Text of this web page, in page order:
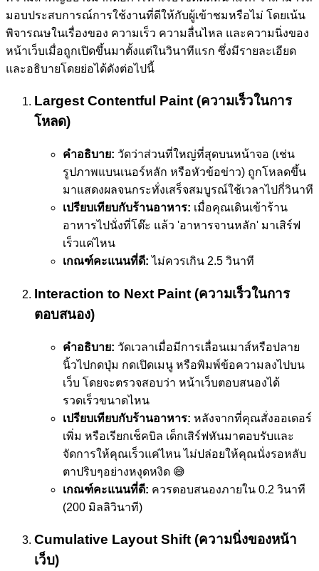
มอบประสบการณ์การใช้งานที่ดีให้กับผู้เข้าชมหรือไม่ โดยเน้น
พิจารณษในเรื่องของ ความเร็ว ความลื่นไหล และความนิ่งของ
หน้าเว็บเมื่อถูกเปิดขึ้นมาตั้งแต่ในวินาทีแรก ซึ่งมีรายละเอียด
และอธิบายโดยย่อได้ดังต่อไปนี้
Largest Contentful Paint (ความเร็วในการ
โหลด)
คำอธิบาย: วัดว่าส่วนที่ใหญ่ที่สุดบนหน้าจอ (เช่น
รูปภาพแบนเนอร์หลัก หรือหัวข้อข่าว) ถูกโหลดขึ้น
มาแสดงผลจนกระทั่งเสร็จสมบูรณ์ใช้เวลาไปกี่วินาที
เปรียบเทียบกับร้านอาหาร: เมื่อคุณเดินเข้าร้าน
อาหารไปนั่งที่โต๊ะ แล้ว 'อาหารจานหลัก' มาเสิร์ฟ
เร็วแค่ไหน
เกณฑ์คะแนนที่ดี: ไม่ควรเกิน 2.5 วินาที
Interaction to Next Paint (ความเร็วในการ
ตอบสนอง)
คำอธิบาย: วัดเวลาเมื่อมีการเลื่อนเมาส์หรือปลาย
นิ้วไปกดปุ่ม กดเปิดเมนู หรือพิมพ์ข้อความลงไปบน
เว็บ โดยจะตรวจสอบว่า หน้าเว็บตอบสนองได้
รวดเร็วขนาดไหน
เปรียบเทียบกับร้านอาหาร: หลังจากที่คุณสั่งออเดอร์
เพิ่ม หรือเรียกเช็คบิล เด็กเสิร์ฟหันมาตอบรับและ
จัดการให้คุณเร็วแค่ไหน ไม่ปล่อยให้คุณนั่งรอหลับ
ตาปริบๆอย่างหงุดหงิด 😅
เกณฑ์คะแนนที่ดี: ควรตอบสนองภายใน 0.2 วินาที
(200 มิลลิวินาที)
Cumulative Layout Shift (ความนิ่งของหน้า
เว็บ)